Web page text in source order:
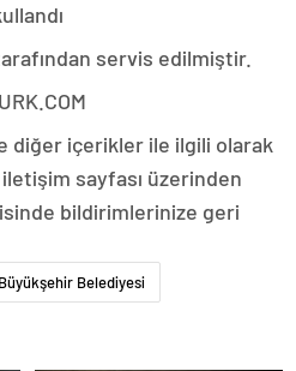
servis edilmiştir.
diğer içerikler ile ilgili olarak
sayfası üzerinden
bildirimlerinize geri
Belediyesi